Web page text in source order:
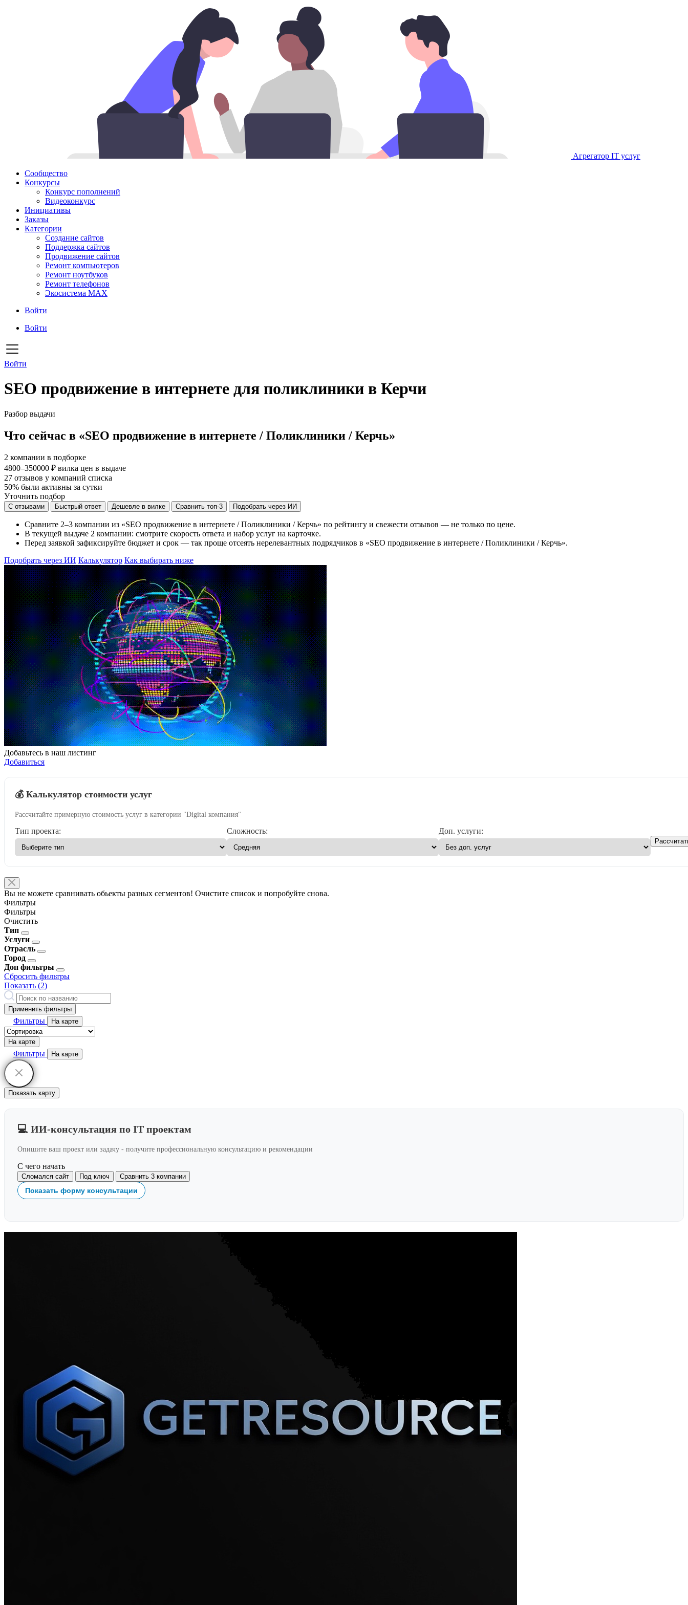
Агрегатор IT услуг
Сообщество
Конкурсы
Конкурс пополнений
Видеоконкурс
Инициативы
Заказы
Категории
Создание сайтов
Поддержка сайтов
Продвижение сайтов
Ремонт компьютеров
Ремонт ноутбуков
Ремонт телефонов
Экосистема MAX
Войти
Войти
Войти
SEO продвижение в интернете для поликлиники в Керчи
Разбор выдачи
Что сейчас в «SEO продвижение в интернете / Поликлиники / Керчь»
2 компании в подборке
4800–350000 ₽ вилка цен в выдаче
27 отзывов у компаний списка
50% были активны за сутки
Уточнить подбор
С отзывами Быстрый ответ Дешевле в вилке Сравнить топ-3 Подобрать через ИИ
Сравните 2–3 компании из «SEO продвижение в интернете / Поликлиники / Керчь» по рейтингу и свежести отзывов — не только по цене.
В текущей выдаче 2 компании: смотрите скорость ответа и набор услуг на карточке.
Перед заявкой зафиксируйте бюджет и срок — так проще отсеять нерелевантных подрядчиков в «SEO продвижение в интернете / Поликлиники / Керчь».
Подобрать через ИИ Калькулятор Как выбирать ниже
Добавьтесь в наш листинг
Добавиться
💰 Калькулятор стоимости услуг
Рассчитайте примерную стоимость услуг в категории "Digital компания"
Тип проекта: Сложность: Доп. услуги:
Вы не можете сравнивать обьекты разных сегментов! Очистите список и попробуйте снова.
Фильтры
Фильтры
Очистить
Тип
Услуги
Отрасль
Город
Доп фильтры
Сбросить фильтры
Показать (2)
Применить фильтры
Фильтры На карте
На карте
Фильтры На карте
Показать карту
💻 ИИ-консультация по IT проектам
Опишите ваш проект или задачу - получите профессиональную консультацию и рекомендации
С чего начать
Сломался сайт Под ключ Сравнить 3 компании
Показать форму консультации